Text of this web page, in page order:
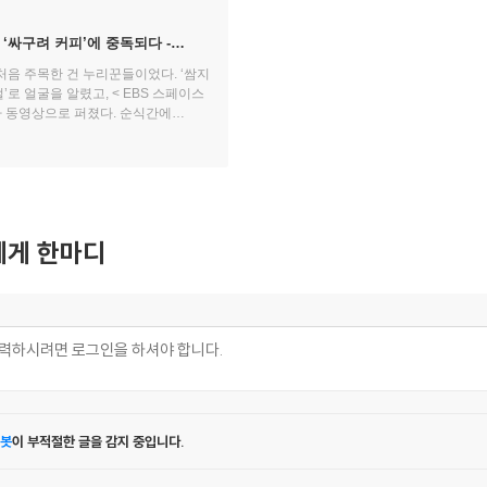
싸구려 커피’에 중독되다 -
음 주목한 건 누리꾼들이었다. ‘쌈지
로 얼굴을 알렸고, < EBS 스페이스
영상으로 퍼졌다. 순식간에
한마디
이 부적절한 글을 감지 중입니다.